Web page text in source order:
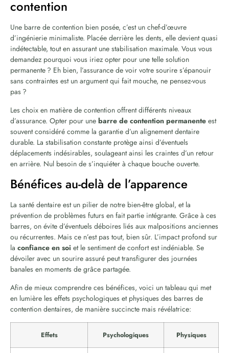
contention
Une barre de contention bien posée, c’est un chef-d’œuvre
d’ingénierie minimaliste. Placée derrière les dents, elle devient quasi
indétectable, tout en assurant une stabilisation maximale. Vous vous
demandez pourquoi vous iriez opter pour une telle solution
permanente ? Eh bien, l’assurance de voir votre sourire s’épanouir
sans contraintes est un argument qui fait mouche, ne pensez-vous
pas ?
Les choix en matière de contention offrent différents niveaux
d’assurance. Opter pour une barre de contention permanente est
souvent considéré comme la garantie d’un alignement dentaire
durable. La stabilisation constante protège ainsi d’éventuels
déplacements indésirables, soulageant ainsi les craintes d’un retour
en arrière. Nul besoin de s’inquiéter à chaque bouche ouverte.
Bénéfices au-delà de l’apparence
La santé dentaire est un pilier de notre bien-être global, et la
prévention de problèmes futurs en fait partie intégrante. Grâce à ces
barres, on évite d’éventuels déboires liés aux malpositions anciennes
ou récurrentes. Mais ce n’est pas tout, bien sûr. L’impact profond sur
la confiance en soi et le sentiment de confort est indéniable. Se
dévoiler avec un sourire assuré peut transfigurer des journées
banales en moments de grâce partagée.
Afin de mieux comprendre ces bénéfices, voici un tableau qui met
en lumière les effets psychologiques et physiques des barres de
contention dentaires, de manière succincte mais révélatrice:
Effets Psychologiques Physiques